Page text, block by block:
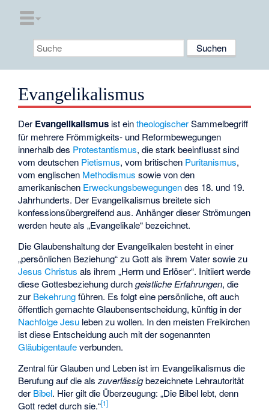
Evangelikalismus
Der Evangelikalismus ist eintheologischerSammelbegriff
für mehrere Frömmigkeits- und Reformbewegungen
innerhalb des Protestantismus, die stark beeinflusst sind
vom deutschen Pietismus, vom britischen Puritanismus,
vom englischen Methodismus sowie von den
amerikanischen Erweckungsbewegungendes 18. und 19.
Jahrhunderts. Der Evangelikalismus breitete sich
konfessionsübergreifend aus. Anhänger dieser Strömungen
werden heute als „Evangelikale“ bezeichnet.
Die Glaubenshaltung der Evangelikalen besteht in einer
„persönlichen Beziehung“ zu Gott als ihrem Vater sowie zu
Jesus Christus als ihrem „Herrn und Erlöser“. Initiiert werde
diese Gottesbeziehung durchgeistliche Erfahrungen, die
zur Bekehrungführen. Es folgt eine persönliche, oft auch
öffentlich gemachte Glaubensentscheidung, künftig in der
Nachfolge Jesu leben zu wollen. In den meisten Freikirchen
ist diese Entscheidung auch mit der sogenannten
Gläubigentaufeverbunden.
Zentral für Glauben und Leben ist im Evangelikalismus die
Berufung auf die alszuverlässigbezeichnete Lehrautorität
der Bibel. Hier gilt die Überzeugung: „Die Bibel lebt, denn
Gott redet durch sie.“[1]